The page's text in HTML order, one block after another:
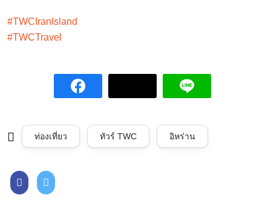
#TWCIranIsland
#TWCTravel
ท่องเที่ยว ทัวร์ TWC อิหร่าน